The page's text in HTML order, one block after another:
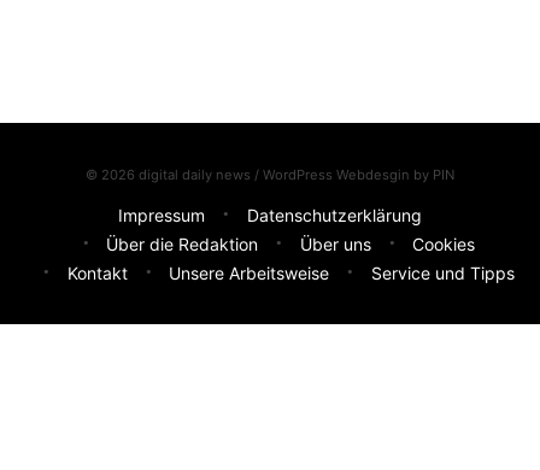
© 2026 digital daily news / WordPress Webdesgin by PIN
Impressum
Datenschutzerklärung
Über die Redaktion
Über uns
Cookies
Kontakt
Unsere Arbeitsweise Service und Tipps